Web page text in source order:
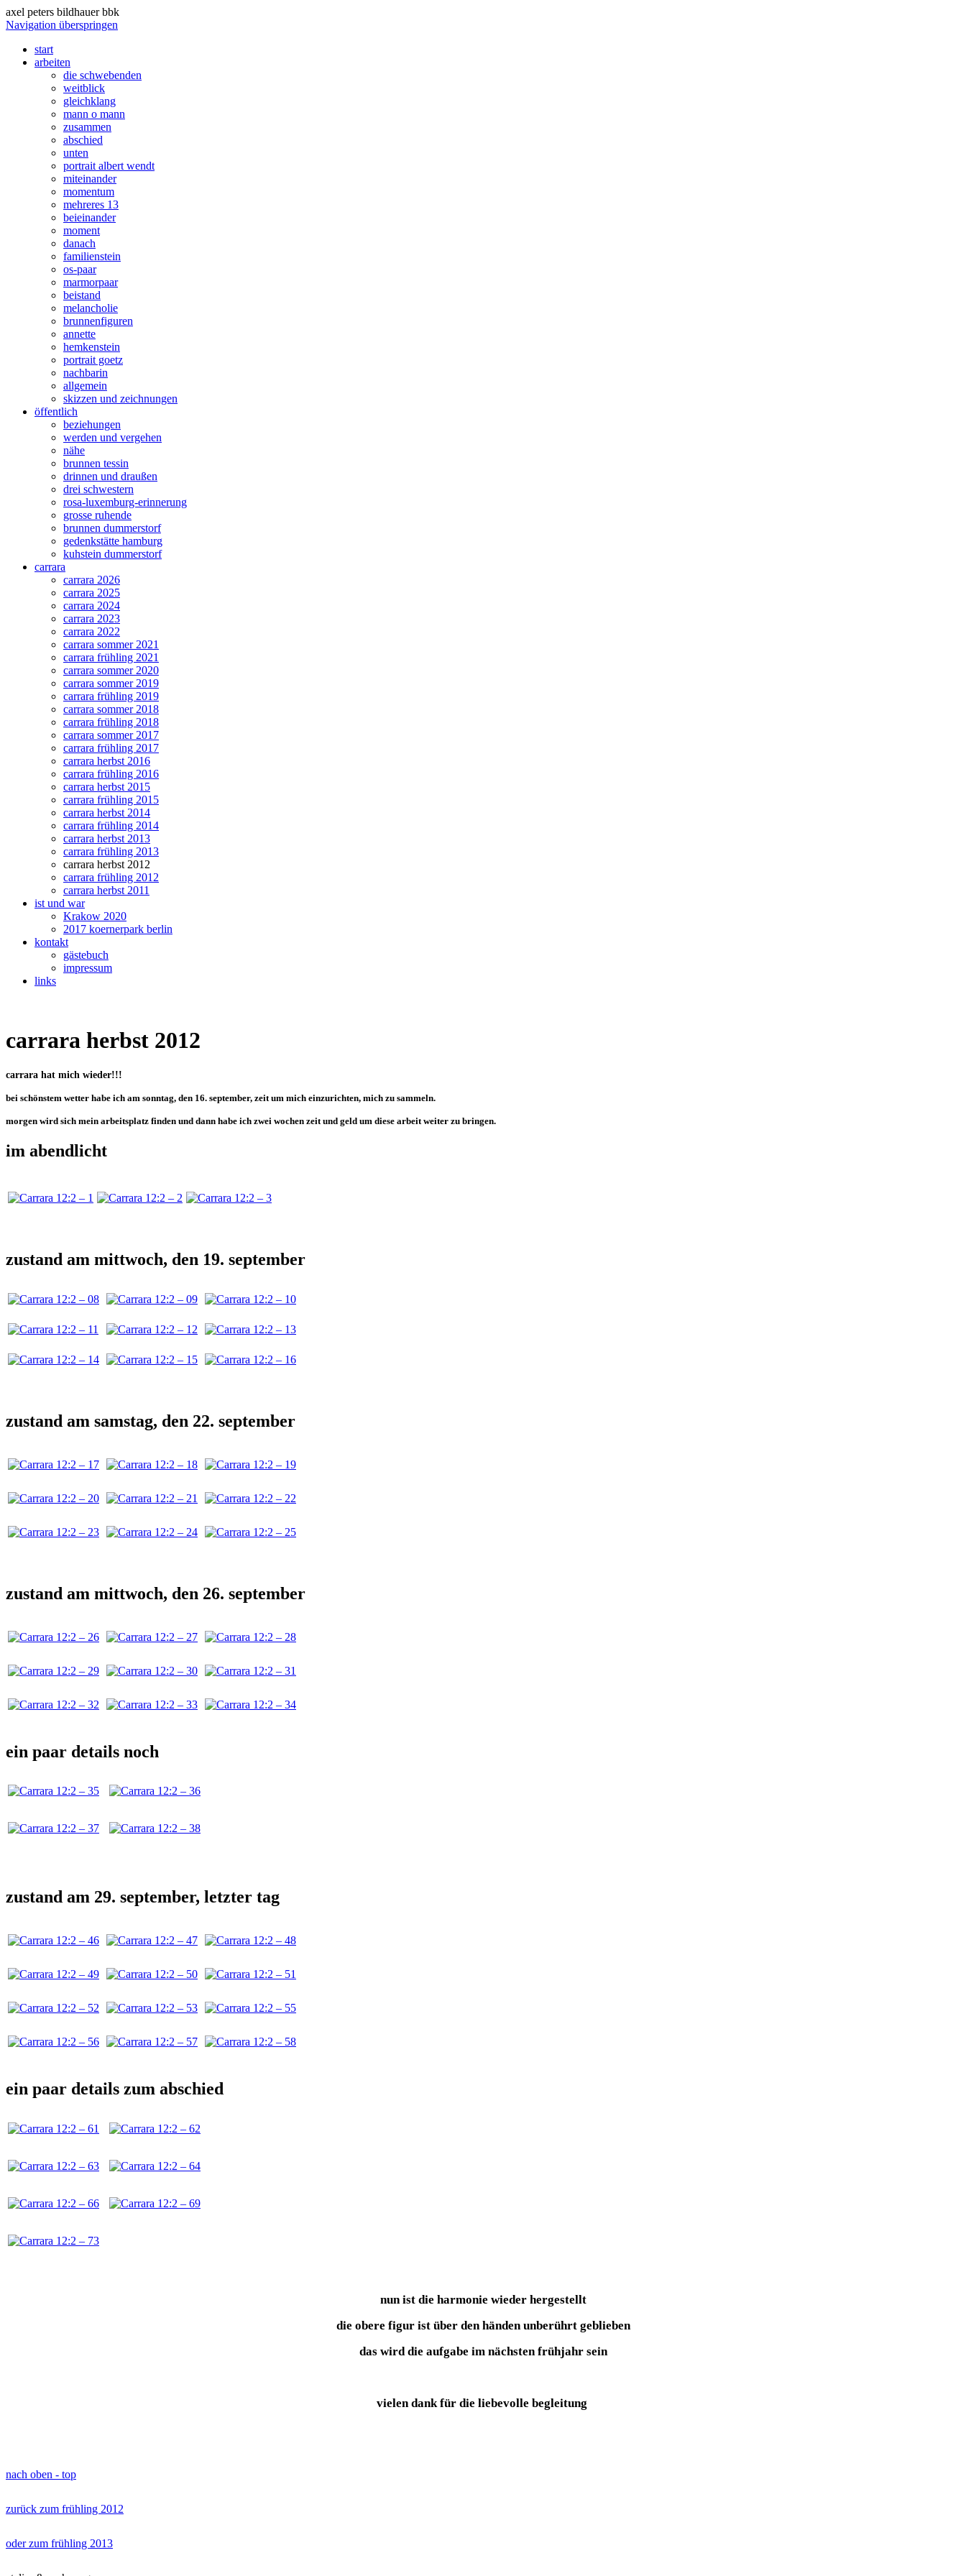
axel peters bildhauer bbk
Navigation überspringen
start
arbeiten
die schwebenden
weitblick
gleichklang
mann o mann
zusammen
abschied
unten
portrait albert wendt
miteinander
momentum
mehreres 13
beieinander
moment
danach
familienstein
os-paar
marmorpaar
beistand
melancholie
brunnenfiguren
annette
hemkenstein
portrait goetz
nachbarin
allgemein
skizzen und zeichnungen
öffentlich
beziehungen
werden und vergehen
nähe
brunnen tessin
drinnen und draußen
drei schwestern
rosa-luxemburg-erinnerung
grosse ruhende
brunnen dummerstorf
gedenkstätte hamburg
kuhstein dummerstorf
carrara
carrara 2026
carrara 2025
carrara 2024
carrara 2023
carrara 2022
carrara sommer 2021
carrara frühling 2021
carrara sommer 2020
carrara sommer 2019
carrara frühling 2019
carrara sommer 2018
carrara frühling 2018
carrara sommer 2017
carrara frühling 2017
carrara herbst 2016
carrara frühling 2016
carrara herbst 2015
carrara frühling 2015
carrara herbst 2014
carrara frühling 2014
carrara herbst 2013
carrara frühling 2013
carrara herbst 2012
carrara frühling 2012
carrara herbst 2011
ist und war
Krakow 2020
2017 koernerpark berlin
kontakt
gästebuch
impressum
links
carrara herbst 2012
carrara hat mich wieder!!!
bei schönstem wetter habe ich am sonntag, den 16. september, zeit um mich einzurichten, mich zu sammeln.
morgen wird sich mein arbeitsplatz finden und dann habe ich zwei wochen zeit und geld um diese arbeit weiter zu bringen.
im abendlicht
zustand am mittwoch, den 19. september
zustand am samstag, den 22. september
zustand am mittwoch, den 26. september
ein paar details noch
zustand am 29. september, letzter tag
ein paar details zum abschied
nun ist die harmonie wieder hergestellt
die obere figur ist über den händen unberührt geblieben
das wird die aufgabe im nächsten frühjahr sein
vielen dank für die liebevolle begleitung
nach oben - top
zurück zum frühling 2012
oder zum frühling 2013